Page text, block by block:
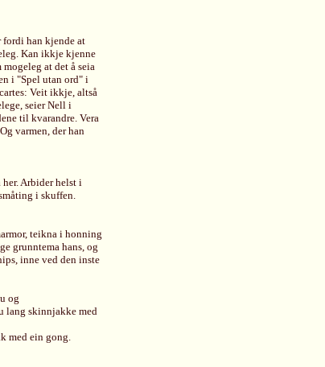
fordi han kjende at
Kan ikkje kjenne
at det å seia
i "Spel utan ord" i
Veit ikkje, altså
seier Nell i
til kvarandre. Vera
varmen, der han
Arbider helst i
i skuffen.
teikna i honning
grunntema hans, og
inne ved den inste
og
lang skinnjakke med
med ein gong.